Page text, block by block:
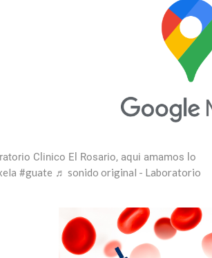
Clinico El Rosario, aqui amamos lo
#guate ♬ sonido original - Laboratorio